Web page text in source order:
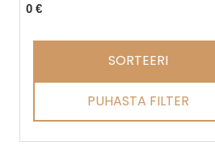
0 €
SORTEERI
PUHASTA FILTER